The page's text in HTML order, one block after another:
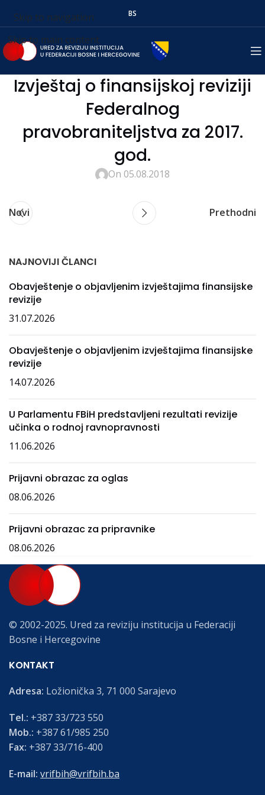
Skip to navigation
Skip to main content
BS
Izvještaj o finansijskoj reviziji
Federalnog
pravobraniteljstva za 2017.
god.
On 05.08.2018
Novi Prethodni
NAJNOVIJI ČLANCI
Obavještenje o objavljenim izvještajima finansijske
revizije
31.07.2026
Obavještenje o objavljenim izvještajima finansijske
revizije
14.07.2026
U Parlamentu FBiH predstavljeni rezultati revizije
učinka o rodnoj ravnopravnosti
11.06.2026
Prijavni obrazac za oglas
08.06.2026
Prijavni obrazac za pripravnike
08.06.2026
© 2002-2025. Ured za reviziju institucija u Federaciji
Bosne i Hercegovine
KONTAKT
Adresa: Ložionička 3, 71 000 Sarajevo
Tel.: +387 33/723 550
Mob.: +387 61/985 250
Fax: +387 33/716-400
E-mail: vrifbih@vrifbih.ba